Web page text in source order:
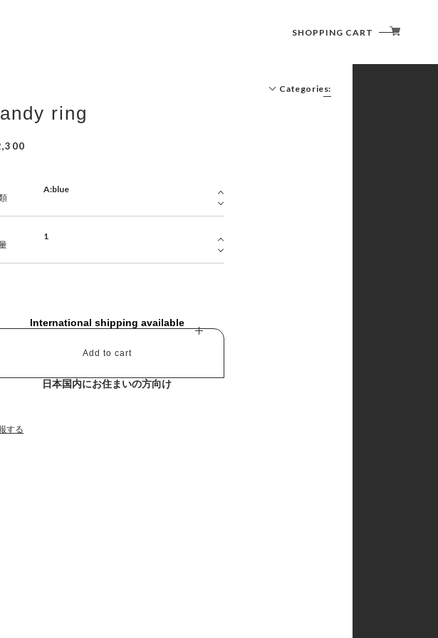
SHOPPING CART
Categories:
ring
International shipping available
Add to cart
日本国内にお住まいの方向け
する